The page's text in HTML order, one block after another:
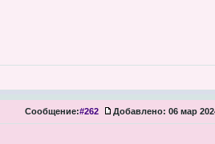
Сообщение:#262 Добавлено: 06 мар